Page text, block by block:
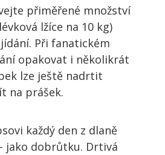
přiměřené množství
lžíce na 10 kg)
Při fanatickém
opakovat i několikrát
lze ještě nadrtit
na prášek.
každý den z dlaně
jako dobrůtku. Drtivá